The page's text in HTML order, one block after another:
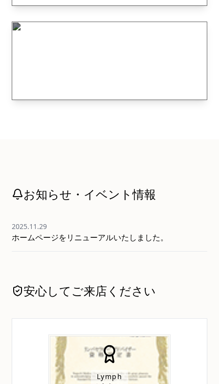
LYMPH TREATMENT
お知らせ・イベント情報
2025.11.29
ホームページをリニューアルいたしました。
安心してご来店ください
Lymph